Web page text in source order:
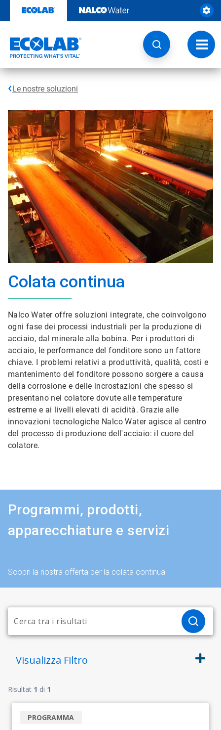
contenuto
Le nostre soluzioni
Colata continua
Nalco Water offre soluzioni integrate, che coinvolgono
ogni fase dei processi industriali per la produzione di
acciaio, dal minerale alla bobina. Per i produttori di
acciaio, le performance del fonditore sono un fattore
chiave. I problemi relativi a produttività, qualità, costi e
mantenimento del fonditore possono sorgere a causa
della corrosione e delle incrostazioni che spesso si
presentano nel colatore dovute alle temperature
estreme e ai livelli elevati di acidità. Grazie alle
innovazioni tecnologiche Nalco Water agisce al centro
del processo di produzione dell'acciaio: il cuore del
colatore.
Programmi, prodotti,
apparecchiature e servizi
Scopri la nostra offerta per la colata continua
Visualizza Filtro
Risultat 1 di 1
PROGRAMMA